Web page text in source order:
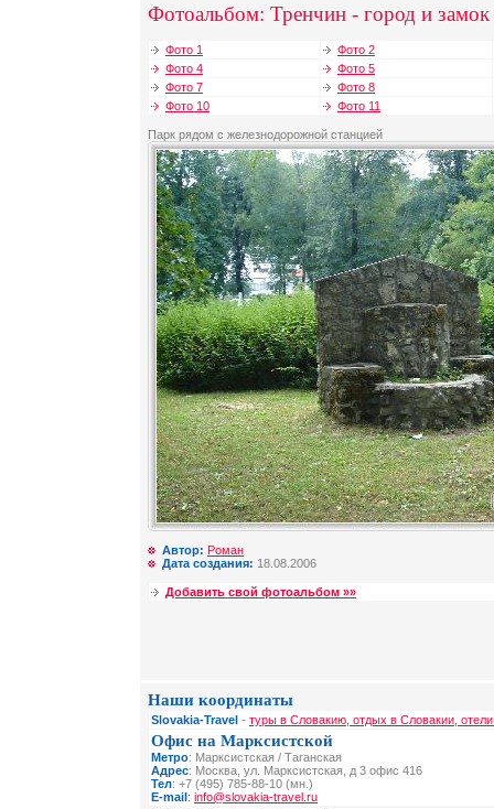
Фотоальбом: Тренчин - город и замок
Фото 1
Фото 2
Фото 4
Фото 5
Фото 7
Фото 8
Фото 10
Фото 11
Парк рядом с железнодорожной станцией
Автор: Роман
Дата создания: 18.08.2006
Добавить свой фотоальбом »»
Наши координаты
Slovakia-Travel - туры в Словакию, отдых в Словакии,
Офис на Марксистской
Метро: Марксистская / Таганская
Адрес: Москва, ул. Марксистская, д 3 офис 416
Тел: +7 (495) 785-88-10 (мн.)
E-mail: info@slovakia-travel.ru